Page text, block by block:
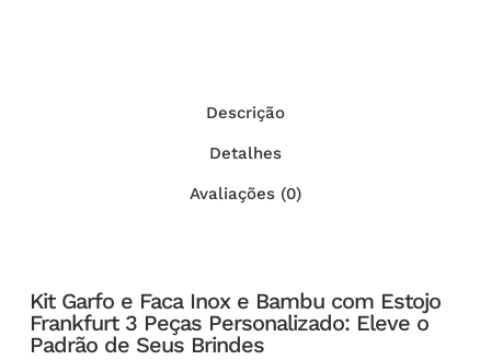
Descrição
Detalhes
Avaliações (0)
Kit Garfo e Faca Inox e Bambu com Estojo
Frankfurt 3 Peças Personalizado: Eleve o
Padrão de Seus Brindes